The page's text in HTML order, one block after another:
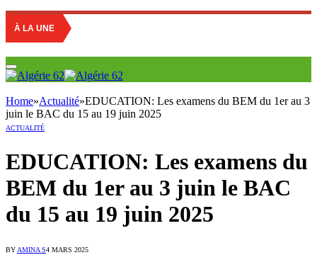
À LA UNE
Home»Actualité»EDUCATION: Les examens du BEM du 1er au 3
juin le BAC du 15 au 19 juin 2025
ACTUALITÉ
EDUCATION: Les examens du
BEM du 1er au 3 juin le BAC
du 15 au 19 juin 2025
BYAMINA S4 MARS 2025